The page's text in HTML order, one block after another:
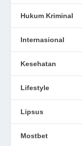
Hukum Kriminal
Internasional
Kesehatan
Lifestyle
Lipsus
Mostbet